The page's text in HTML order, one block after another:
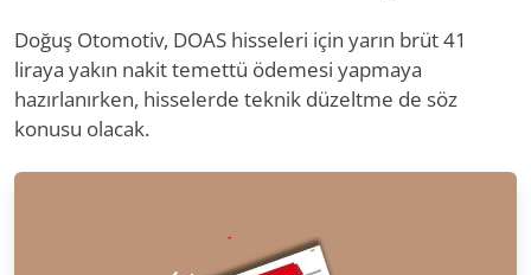
Doğuş Otomotiv, DOAS hisseleri için yarın brüt 41
liraya yakın nakit temettü ödemesi yapmaya
hazırlanırken, hisselerde teknik düzeltme de söz
konusu olacak.